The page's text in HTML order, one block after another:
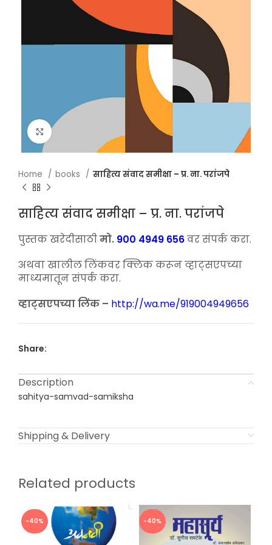
Click to enlarge
Home books साहित्य संवाद समीक्षा – प्र. ना. परांजपे
साहित्य संवाद समीक्षा – प्र. ना. परांजपे
पुस्तक खरेदीसाठीमो. 900 4949 656वर संपर्क करा.
अथवा खालील लिंकवर क्लिक करून व्हाट्सएपच्या
माध्यमातून संपर्क करा.
व्हाट्सएपच्या लिंक – http://wa.me/919004949656
Share:
Description
sahitya-samvad-samiksha
Shipping & Delivery
Related products
-40% -40%